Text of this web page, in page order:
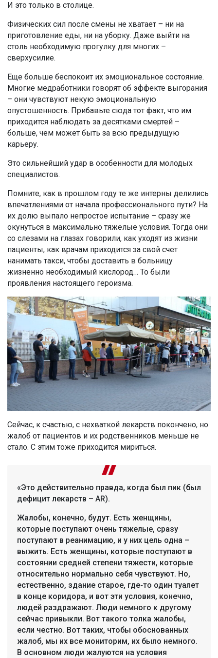
И это только в столице.
Физических сил после смены не хватает – ни на
приготовление еды, ни на уборку. Даже выйти на
столь необходимую прогулку для многих –
сверхусилие.
Еще больше беспокоит их эмоциональное состояние.
Многие медработники говорят об эффекте выгорания
– они чувствуют некую эмоциональную
опустошенность. Прибавьте сюда тот факт, что им
приходится наблюдать за десятками смертей –
больше, чем может быть за всю предыдущую
карьеру.
Это сильнейший удар в особенности для молодых
специалистов.
Помните, как в прошлом году те же интерны делились
впечатлениями от начала профессионального пути? На
их долю выпало непростое испытание – сразу же
окунуться в максимально тяжелые условия. Тогда они
со слезами на глазах говорили, как уходят из жизни
пациенты, как врачам приходится за свой счет
нанимать такси, чтобы доставить в больницу
жизненно необходимый кислород… То были
проявления настоящего героизма.
Сейчас, к счастью, с нехваткой лекарств покончено, но
жалоб от пациентов и их родственников меньше не
стало. С этим тоже приходится мириться.
«Это действительно правда, когда был пик (был
дефицит лекарств – AR).
Жалобы, конечно, будут. Есть женщины,
которые поступают очень тяжелые, сразу
поступают в реанимацию, и у них цель одна –
выжить. Есть женщины, которые поступают в
состоянии средней степени тяжести, которые
относительно нормально себя чувствуют. Но,
естественно, здание старое, где-то один туалет
в конце коридора, и вот эти условия, конечно,
людей раздражают. Люди немного к другому
сейчас привыкли. Вот такого толка жалобы,
если честно. Вот таких, чтобы обоснованных
жалоб, мы их все мониторим, их было немного.
В основном люди жалуются на условия